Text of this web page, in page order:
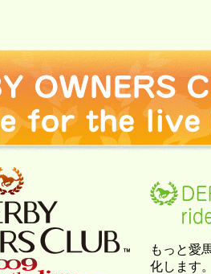
もっと愛
化します